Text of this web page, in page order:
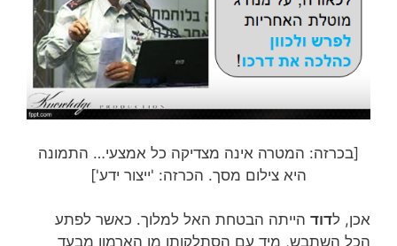
[בכרזה: המטרה אינה מצדיקה כל אמצעי… התמונה
היא צילום מסך. הכרזה: 'ייצור ידע']
אכן, לדוד הייתה הבטחת האל למלוך. כאשר לפתע
הכל השתבש, מיד עם הסתלקותו מן הארמון מבעד